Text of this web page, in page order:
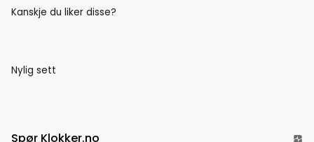
Kanskje du liker disse?
Nylig sett
Spør Klokker.no